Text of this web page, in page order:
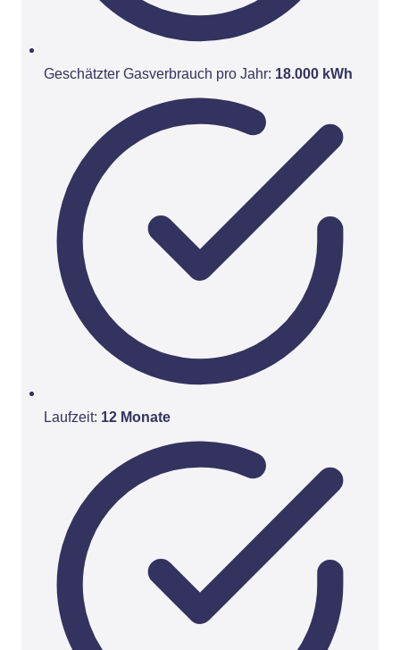
Geschätzter Gasverbrauch pro Jahr: 18.000 kWh
Laufzeit: 12 Monate